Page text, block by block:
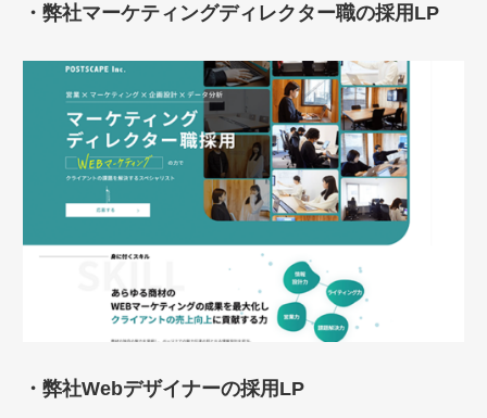
・弊社マーケティングディレクター職の採用LP
・弊社Webデザイナーの採用LP